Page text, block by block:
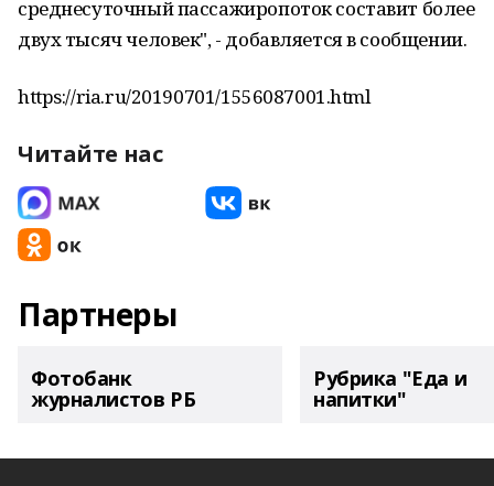
среднесуточный пассажиропоток составит более
двух тысяч человек", - добавляется в сообщении.
https://ria.ru/20190701/1556087001.html
Читайте нас
Партнеры
Фотобанк
журналистов РБ
Рубрика "Еда и
напитки"